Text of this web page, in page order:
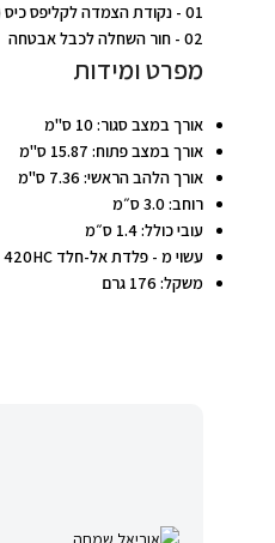
01 - נקודת הצמדה לקליפס כיס (נמכר בנפרד)
02 - חור השחלה לכבל אבטחה
מפרט ומידות
אורך במצב סגור: 10 ס"מ
אורך במצב פתוח: 15.87 ס"מ
אורך הלהב הראשי: 7.36 ס"מ
רוחב: 3.0 ס״מ
עובי כולל: 1.4 ס״מ
עשוי מ - פלדת אל-חלד 420HC
משקל: 176 גרם